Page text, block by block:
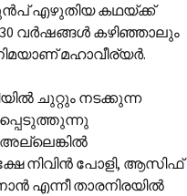
മുൻപ് എഴുതിയ കഥയ്ക്ക്
വർഷങ്ങൾ കഴിഞ്ഞാലും
മഹാവീര്യർ.
ചുറ്റും നടക്കുന്ന
നിവിൻ പോളി, ആസിഫ്
എന്നീ താരനിരയിൽ